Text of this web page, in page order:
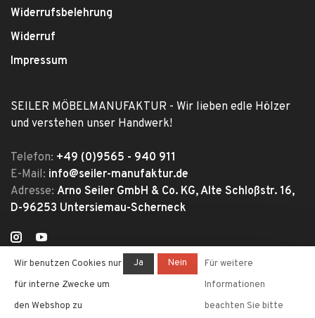
Widerrufsbelehrung
Widerruf
Impressum
SEILER MÖBELMANUFAKTUR - Wir lieben edle Hölzer
und verstehen unser Handwerk!
Telefon: +49 (0)9565 - 940 911
E-Mail: info@seiler-manufaktur.de
Adresse: Arno Seiler GmbH & Co. KG, Alte Schloßstr. 16,
D-96253 Untersiemau-Scherneck
Wir benutzen Cookies nur
für interne Zwecke um
den Webshop zu
Ja Nein
Für weitere
Informationen
beachten Sie bitte